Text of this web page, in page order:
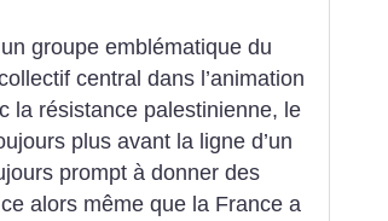
groupe emblématique du
central dans l’animation
la résistance palestinienne, le
plus avant la ligne d’un
prompt à donner des
alors même que la France a